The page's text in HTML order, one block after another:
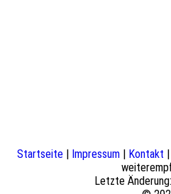
Startseite| Impressum| Kontakt
Letzte